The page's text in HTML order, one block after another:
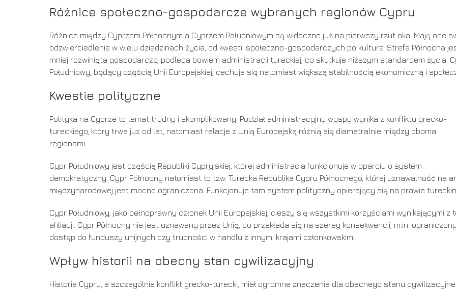
Różnice społeczno-gospodarcze wybranych regionów Cypru
Różnice między Cyprzem Północnym a Cyprzem Południowym są widoczne już na pierwszy rzut oka. Mają one
odzwierciedlenie w wielu dziedzinach życia, od kwestii społeczno-gospodarczych po kulture. Strefa Północna
mniej rozwinięta gospodarczo, podlega bowiem administracji tureckiej, co skutkuje niższym standardem życia.
Południowy, będący częścią Unii Europejskiej, cechuje się natomiast większą stabilnością ekonomiczną i
Kwestie polityczne
Polityka na Cyprze to temat trudny i skomplikowany. Podział administracyjny wyspy wynika z konfliktu grecko-
tureckiego, który trwa już od lat, natomiast relacje z Unią Europejską różnią się diametralnie między oboma
regionami.
Cypr Południowy jest częścią Republiki Cypryjskiej, której administracja funkcjonuje w oparciu o system
demokratyczny. Cypr Północny natomiast to tzw. Turecka Republika Cypru Północnego, której uznawalność na
międzynarodowej jest mocno ograniczona. Funkcjonuje tam system polityczny opierający się na prawie
Cypr Południowy, jako pełnoprawny członek Unii Europejskiej, cieszy się wszystkimi korzyściami wynikającymi z
afiliacji. Cypr Północny nie jest uznawany przez Unię, co przekłada się na szereg konsekwencji, m.in. ograniczony
dostęp do funduszy unijnych czy trudności w handlu z innymi krajami członkowskimi.
Wpływ historii na obecny stan cywilizacyjny
Historia Cypru, a szczególnie konflikt grecko-turecki, miał ogromne znaczenie dla obecnego stanu